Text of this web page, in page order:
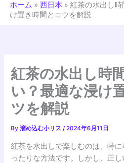
ホーム » 西日本 » 紅茶の水出し
け置き時間とコツを解説
紅茶の水出し時
い？最適な浸け
ツを解説
By溜め込む小リス/2024年6月11日
紅茶を水出しで楽しむのは、特
ったりな方法です。しかし、正